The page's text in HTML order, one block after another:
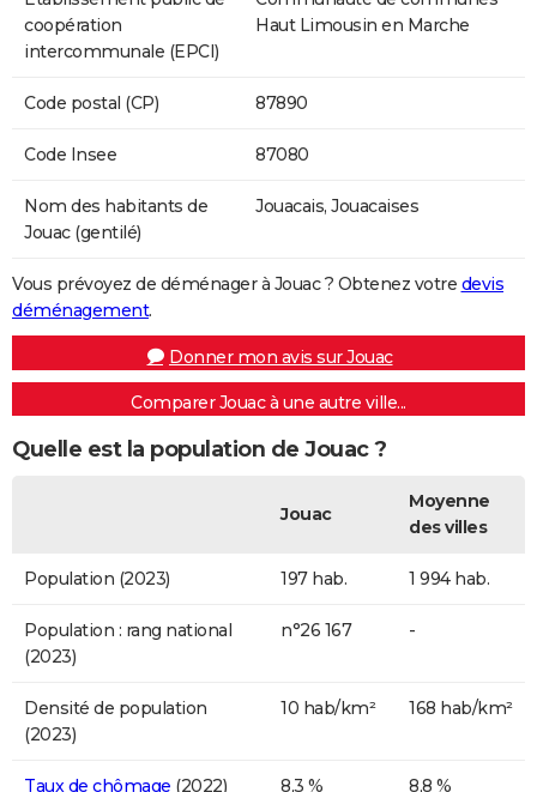
coopération
intercommunale (EPCI)
Haut Limousin en Marche
Code postal (CP) 87890
Code Insee 87080
Nom des habitants de
Jouac (gentilé)
Jouacais, Jouacaises
Vous prévoyez de déménager à Jouac ? Obtenez votre devis
déménagement.
Donner mon avis sur Jouac
Comparer Jouac à une autre ville...
Quelle est la population de Jouac ?
Jouac
Moyenne
des villes
Population (2023) 197 hab. 1 994 hab.
Population : rang national
(2023)
n°26 167 -
Densité de population
(2023)
10 hab/km² 168 hab/km²
Taux de chômage (2022) 8,3 % 8,8 %